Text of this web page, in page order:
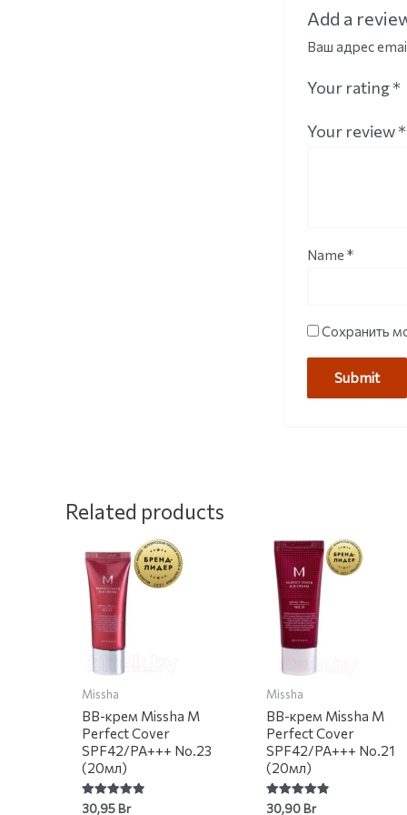
Add a
Ваш адрес
Your rating*
Your review*
Name*
Сохранить
Related products
Missha
BB-крем Missha M
Perfect Cover
SPF42/PA+++ No.23
(20мл)
Rated
30,95Br
Missha
BB-крем Missha M
Perfect Cover
SPF42/PA+++ No.21
(20мл)
Rated
30,90Br